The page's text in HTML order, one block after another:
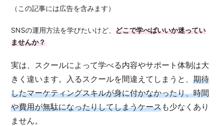
（この記事には広告を含みます）
SNSの運用方法を学びたいけど、どこで学べばいいか迷ってい
ませんか？
実は、スクールによって学べる内容やサポート体制は大
きく違います。入るスクールを間違えてしまうと、期待
したマーケティングスキルが身に付かなかったり、時間
や費用が無駄になったりしてしまうケースも少なくあり
ません。